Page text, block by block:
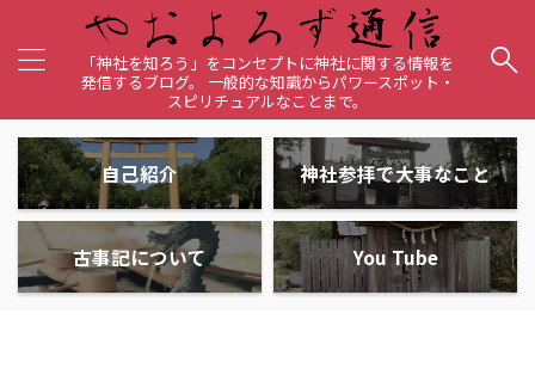
「神社を知ろう」をコンセプトに神社に関する情報を
発信するブログ。 一般的な知識からパワースポット・
スピリチュアルなことまで。
自己紹介 神社参拝で大事なこと
古事記について You Tube